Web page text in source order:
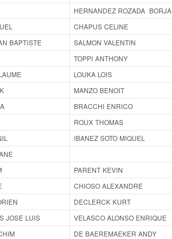
HERNANDEZ ROZADA BORJA
CHAPUS CELINE
BAPTISTE SALMON VALENTIN
TOPPI ANTHONY
LOUKA LOIS
MANZO BENOIT
BRACCHI ENRICO
ROUX THOMAS
IBANEZ SOTO MIQUEL
PARENT KEVIN
CHIOSO ALEXANDRE
DECLERCK KURT
JOSE LUIS VELASCO ALONSO ENRIQUE
DE BAEREMAEKER ANDY